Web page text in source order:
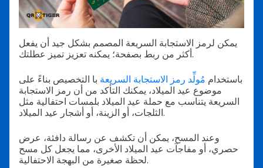
يمكن لرمز الاستجابة السريعة المصمم بشكل جيد أن يفعل
أكثر من ربط بصفحة؛ يمكنه تعزيز تميز عطلتك.
باستخدام مُولِّد رمز الاستجابة السريعة با التخصيص بناءً على
موضوع عيد الميلاد، يمكنك التأكد من أن رمز الاستجابة
السريعة يتناسب مع حملة عيد الميلاد بلمسات احتفالية مثل
الثلجات، أو الزينة، أو أشجار عيد الميلاد.
وعند المسح، يمكن أن تكشف عن رسالة دافئة، عرض
حصري، أو مفاجآت عيد الميلاد الأخرى، مما يجعل كل مسح
لحظة صغيرة من البهجة الاحتفالية.